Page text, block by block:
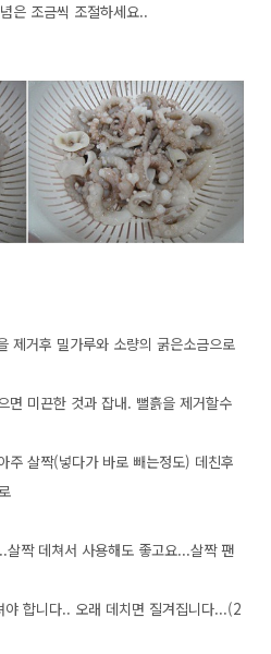
은 조금씩 조절하세요..
제거후 밀가루와 소량의 굵은소금으로
미끈한 것과 잡내. 뻘흙을 제거할수
살짝(넣다가 바로 빼는정도) 데친후
짝 데쳐서 사용해도 좋고요...살짝 팬
합니다.. 오래 데치면 질겨집니다...(2